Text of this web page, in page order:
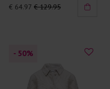
€ 64.97 € 129.95
- 50%